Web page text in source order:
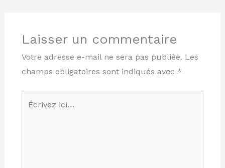
Laisser un commentaire
Votre adresse e-mail ne sera pas publiée. Les
champs obligatoires sont indiqués avec *